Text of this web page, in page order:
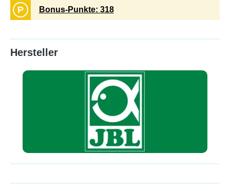
P Bonus-Punkte: 318
Hersteller